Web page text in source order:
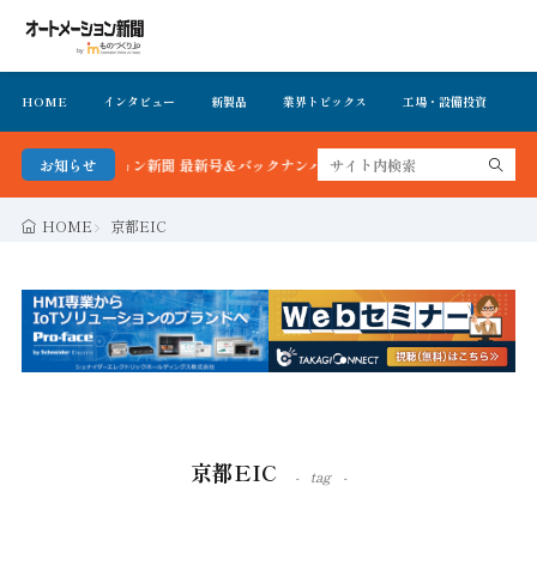
HOME インタビュー 新製品 業界トピックス 工場・設備投資
お知らせ
トメーション新聞 最新号＆バックナンバーを無料で公開中 詳細はこちら
HOME 京都EIC
京都EIC tag